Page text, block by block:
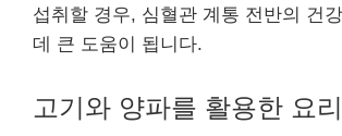
섭취할 경우, 심혈관 계통 전반의 건
데 큰 도움이 됩니다.
고기와 양파를 활용한 요